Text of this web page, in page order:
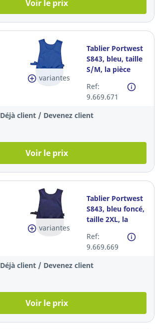
Voir le prix
variantes
Tablier Portwest
S843, bleu, taille
S/M, la pièce
Ref:
9.669.671
Déjà client / Devenez client
Voir le prix
variantes
Tablier Portwest
S843, bleu foncé,
taille 2XL, la
Ref:
9.669.669
Déjà client / Devenez client
Voir le prix